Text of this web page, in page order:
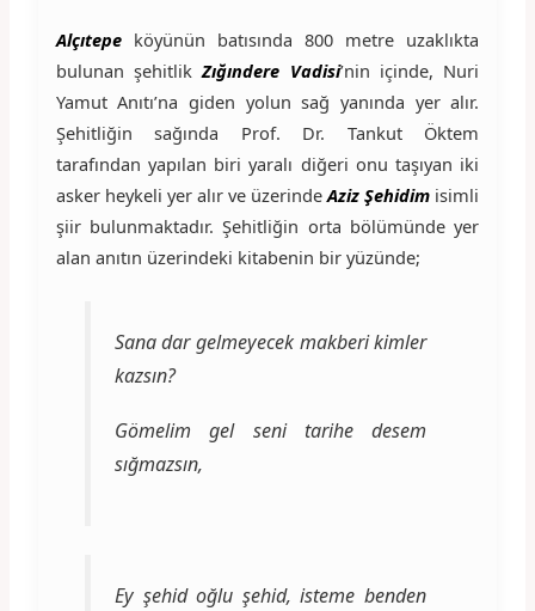
Alçıtepe köyünün batısında 800 metre uzaklıkta
bulunan şehitlikZığındere Vadisi’nin içinde, Nuri
Yamut Anıtı’na giden yolun sağ yanında yer alır.
Şehitliğin sağında Prof. Dr. Tankut Öktem
tarafından yapılan biri yaralı diğeri onu taşıyan iki
asker heykeli yer alır ve üzerindeAziz Şehidim isimli
şiir bulunmaktadır. Şehitliğin orta bölümünde yer
alan anıtın üzerindeki kitabenin bir yüzünde;
Sana dar gelmeyecek makberi kimler
kazsın?
Gömelim gel seni tarihe desem
sığmazsın,
Ey şehid oğlu şehid, isteme benden